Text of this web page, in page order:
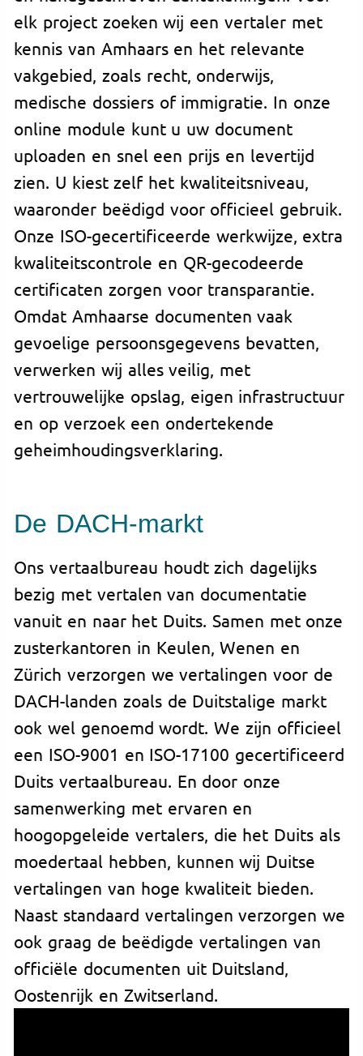
elk project zoeken wij een vertaler met
kennis van Amhaars en het relevante
vakgebied, zoals recht, onderwijs,
medische dossiers of immigratie. In onze
online module kunt u uw document
uploaden en snel een prijs en levertijd
zien. U kiest zelf het kwaliteitsniveau,
waaronder beëdigd voor officieel gebruik.
Onze ISO-gecertificeerde werkwijze, extra
kwaliteitscontrole en QR-gecodeerde
certificaten zorgen voor transparantie.
Omdat Amhaarse documenten vaak
gevoelige persoonsgegevens bevatten,
verwerken wij alles veilig, met
vertrouwelijke opslag, eigen infrastructuur
en op verzoek een ondertekende
geheimhoudingsverklaring.
De DACH-markt
Ons vertaalbureau houdt zich dagelijks
bezig met vertalen van documentatie
vanuit en naar het Duits. Samen met onze
zusterkantoren in Keulen, Wenen en
Zürich verzorgen we vertalingen voor de
DACH-landen zoals de Duitstalige markt
ook wel genoemd wordt. We zijn officieel
een ISO-9001 en ISO-17100 gecertificeerd
Duits vertaalbureau. En door onze
samenwerking met ervaren en
hoogopgeleide vertalers, die het Duits als
moedertaal hebben, kunnen wij Duitse
vertalingen van hoge kwaliteit bieden.
Naast standaard vertalingen verzorgen we
ook graag de beëdigde vertalingen van
officiële documenten uit Duitsland,
Oostenrijk en Zwitserland.